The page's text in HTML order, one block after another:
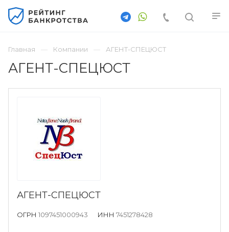
Главная Компании АГЕНТ-СПЕЦЮСТ
АГЕНТ-СПЕЦЮСТ
АГЕНТ-СПЕЦЮСТ
ОГРН 1097451000943 ИНН 7451278428